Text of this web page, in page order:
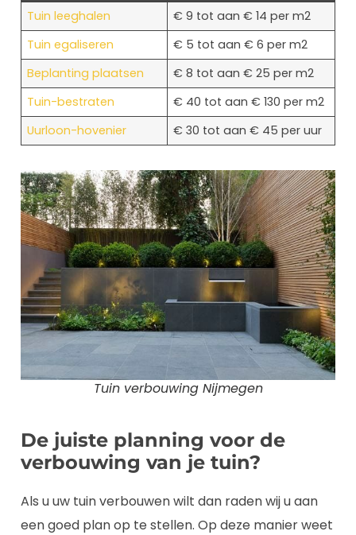
Tuin leeghalen
€ 9 tot aan € 14 per m2
Tuin egaliseren
€ 5 tot aan € 6 per m2
Beplanting plaatsen
€ 8 tot aan € 25 per m2
Tuin-bestraten
€ 40 tot aan € 130 per m2
Uurloon-hovenier
€ 30 tot aan € 45 per uur
Tuin verbouwing Nijmegen
De juiste planning voor de
verbouwing van je tuin?
Als u uw tuin verbouwen wilt dan raden wij u aan
een goed plan op te stellen. Op deze manier weet